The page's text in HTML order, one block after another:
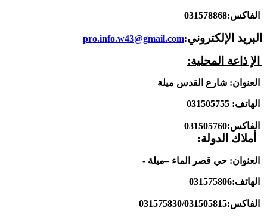
الفاكس:031578868
البريد الإلكتروني:
pro.info.w43@gmail.com
لإ ذاعة المحلية:
العنوان: شارع القدس ميلة
الهاتف: 031505755
الفاكس:031505760
أملاك الدولة:
العنوان: حي قصر الماء –ميلة -
الهاتف:031575806
الفاكس:031575830/031505815